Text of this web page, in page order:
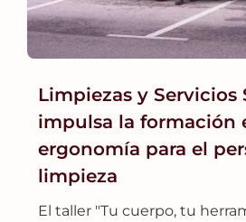
Limpiezas y Servicios
impulsa la formación
ergonomía para el
limpieza
El taller "Tu cuerpo, tu